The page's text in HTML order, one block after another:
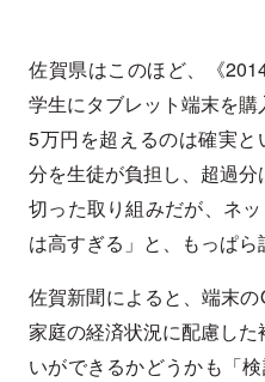
佐賀県はこのほど、《
学生にタブレット端末を
5万円を超えるのは確実
分を生徒が負担し、超過
切った取り組みだが、ネ
は高すぎる」と、もっぱら
佐賀新聞によると、端末
家庭の経済状況に配慮し
いができるかどうかも「